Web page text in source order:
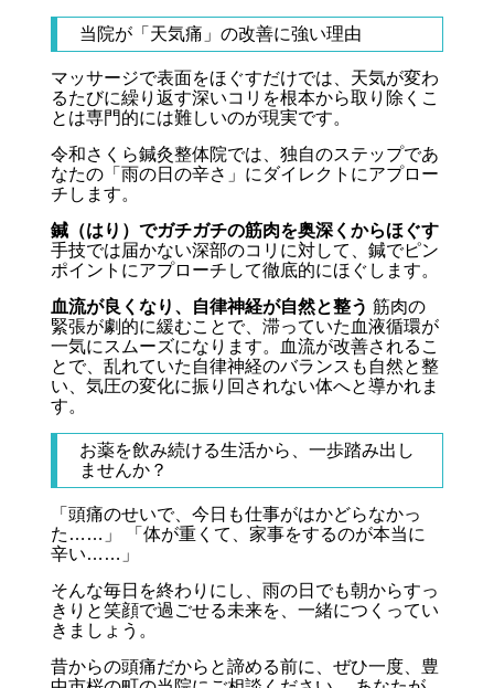
当院が「天気痛」の改善に強い理由
マッサージで表面をほぐすだけでは、天気が変わ
るたびに繰り返す深いコリを根本から取り除くこ
とは専門的には難しいのが現実です。
令和さくら鍼灸整体院では、独自のステップであ
なたの「雨の日の辛さ」にダイレクトにアプロー
チします。
鍼（はり）でガチガチの筋肉を奥深くからほぐす
手技では届かない深部のコリに対して、鍼でピン
ポイントにアプローチして徹底的にほぐします。
血流が良くなり、自律神経が自然と整う 筋肉の
緊張が劇的に緩むことで、滞っていた血液循環が
一気にスムーズになります。血流が改善されるこ
とで、乱れていた自律神経のバランスも自然と整
い、気圧の変化に振り回されない体へと導かれま
す。
お薬を飲み続ける生活から、一歩踏み出し
ませんか？
「頭痛のせいで、今日も仕事がはかどらなかっ
た……」 「体が重くて、家事をするのが本当に
辛い……」
そんな毎日を終わりにし、雨の日でも朝からすっ
きりと笑顔で過ごせる未来を、一緒につくってい
きましょう。
昔からの頭痛だからと諦める前に、ぜひ一度、豊